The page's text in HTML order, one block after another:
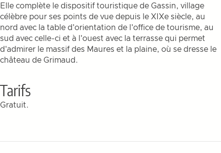
Elle complète le dispositif touristique de Gassin, village
célèbre pour ses points de vue depuis le XIXe siècle, au
nord avec la table d'orientation de l'office de tourisme, au
sud avec celle-ci et à l'ouest avec la terrasse qui permet
d'admirer le massif des Maures et la plaine, où se dresse le
château de Grimaud.
Tarifs
Gratuit.